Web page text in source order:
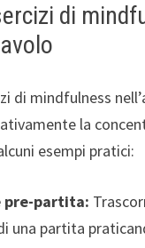
di
di mindfulness
la
esempi pratici:
pre-partita:
una partita